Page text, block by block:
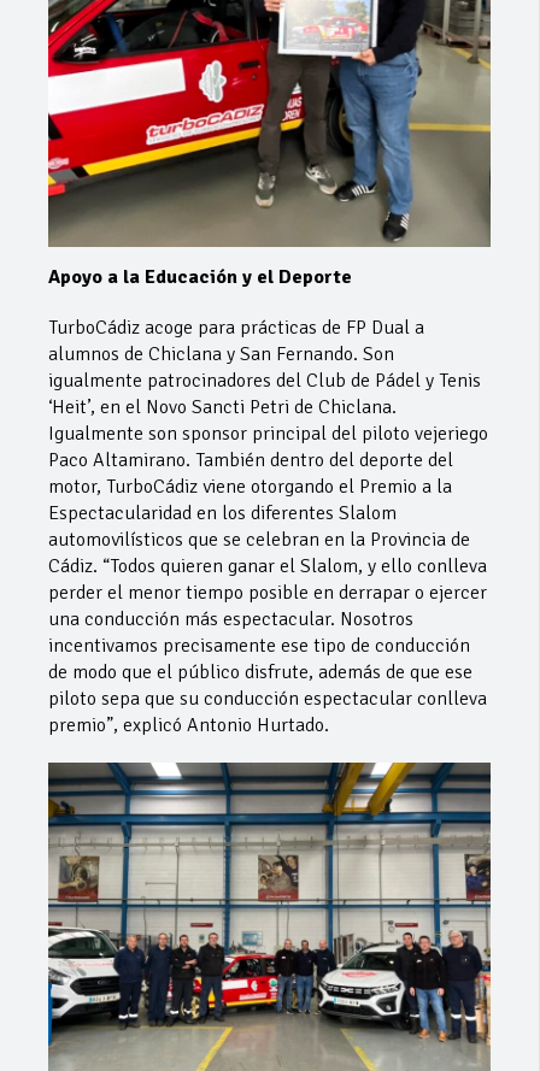
Apoyo a la Educación y el Deporte
TurboCádiz acoge para prácticas de FP Dual a
alumnos de Chiclana y San Fernando. Son
igualmente patrocinadores del Club de Pádel y Tenis
‘Heit’, en el Novo Sancti Petri de Chiclana.
Igualmente son sponsor principal del piloto vejeriego
Paco Altamirano. También dentro del deporte del
motor, TurboCádiz viene otorgando el Premio a la
Espectacularidad en los diferentes Slalom
automovilísticos que se celebran en la Provincia de
Cádiz. “Todos quieren ganar el Slalom, y ello conlleva
perder el menor tiempo posible en derrapar o ejercer
una conducción más espectacular. Nosotros
incentivamos precisamente ese tipo de conducción
de modo que el público disfrute, además de que ese
piloto sepa que su conducción espectacular conlleva
premio”, explicó Antonio Hurtado.